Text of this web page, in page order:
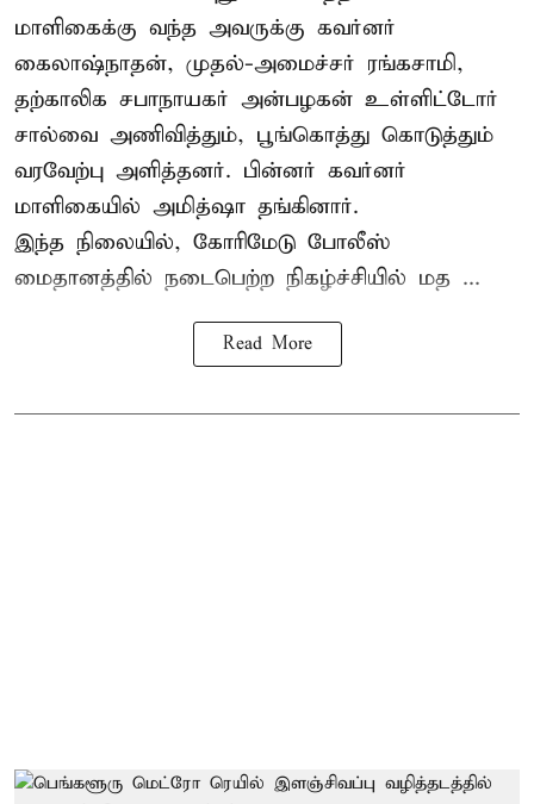
மாளிகைக்கு வந்த அவருக்கு கவர்னர்
கைலாஷ்நாதன், முதல்-அமைச்சர் ரங்கசாமி,
தற்காலிக சபாநாயகர் அன்பழகன் உள்ளிட்டோர்
சால்வை அணிவித்தும், பூங்கொத்து கொடுத்தும்
வரவேற்பு அளித்தனர். பின்னர் கவர்னர்
மாளிகையில் அமித்ஷா தங்கினார்.
இந்த நிலையில், கோரிமேடு போலீஸ்
மைதானத்தில் நடைபெற்ற நிகழ்ச்சியில் மத ...
Read More